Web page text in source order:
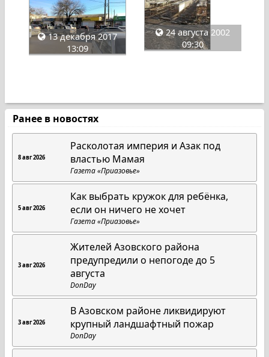
13 декабря 2017
13:09
24 августа 2002
09:30
Ранее в новостях
8 авг 2026
Расколотая империя и Азак под
властью Мамая
Газета «Приазовье»
5 авг 2026
Как выбрать кружок для ребёнка,
если он ничего не хочет
Газета «Приазовье»
3 авг 2026
Жителей Азовского района
предупредили о непогоде до 5
августа
DonDay
3 авг 2026
В Азовском районе ликвидируют
крупный ландшафтный пожар
DonDay